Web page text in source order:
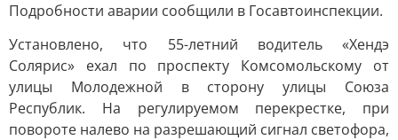
Подробности аварии сообщили в Госавтоинспекции.
Установлено, что 55-летний водитель «Хендэ
Солярис» ехал по проспекту Комсомольскому от
улицы Молодежной в сторону улицы Союза
Республик. На регулируемом перекрестке, при
повороте налево на разрешающий сигнал светофора,